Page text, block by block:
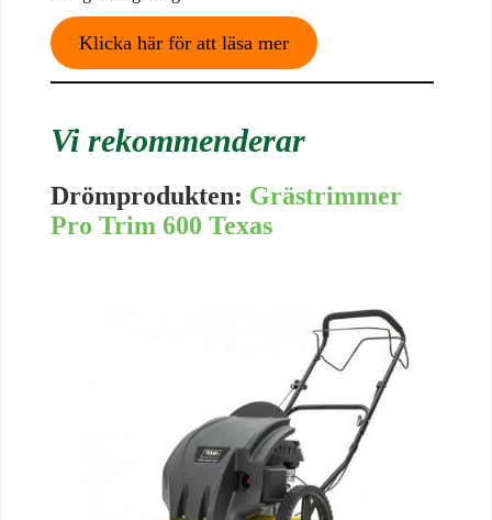
Klicka här för att läsa mer
Vi rekommenderar
Drömprodukten: Grästrimmer
Pro Trim 600 Texas